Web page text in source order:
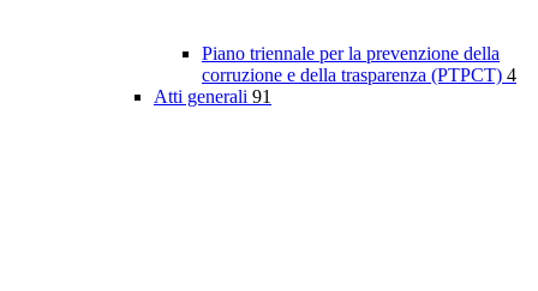
Piano triennale per la prevenzione della
corruzione e della trasparenza (PTPCT) 4
Atti generali 91